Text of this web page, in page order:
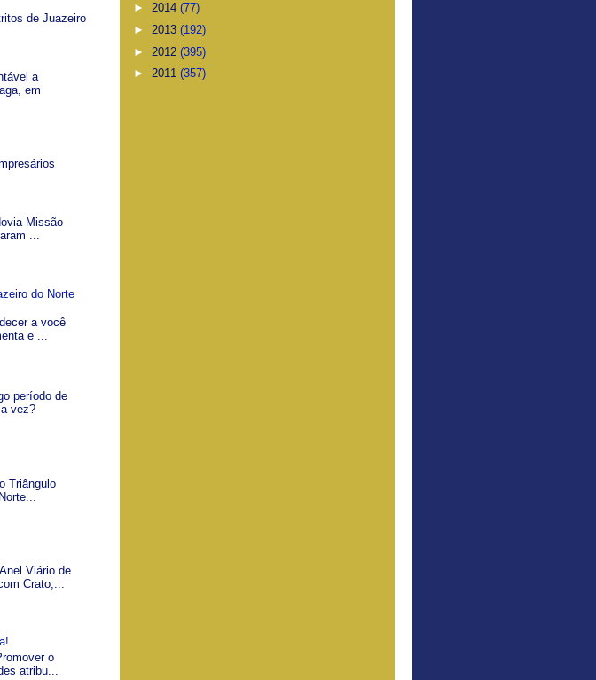
de Juazeiro
a
em
Missão
...
do Norte
a você
e ...
período de
vez?
Triângulo
Viário de
Crato,...
o
atribu...
► 2014 (77)
► 2013 (192)
► 2012 (395)
► 2011 (357)